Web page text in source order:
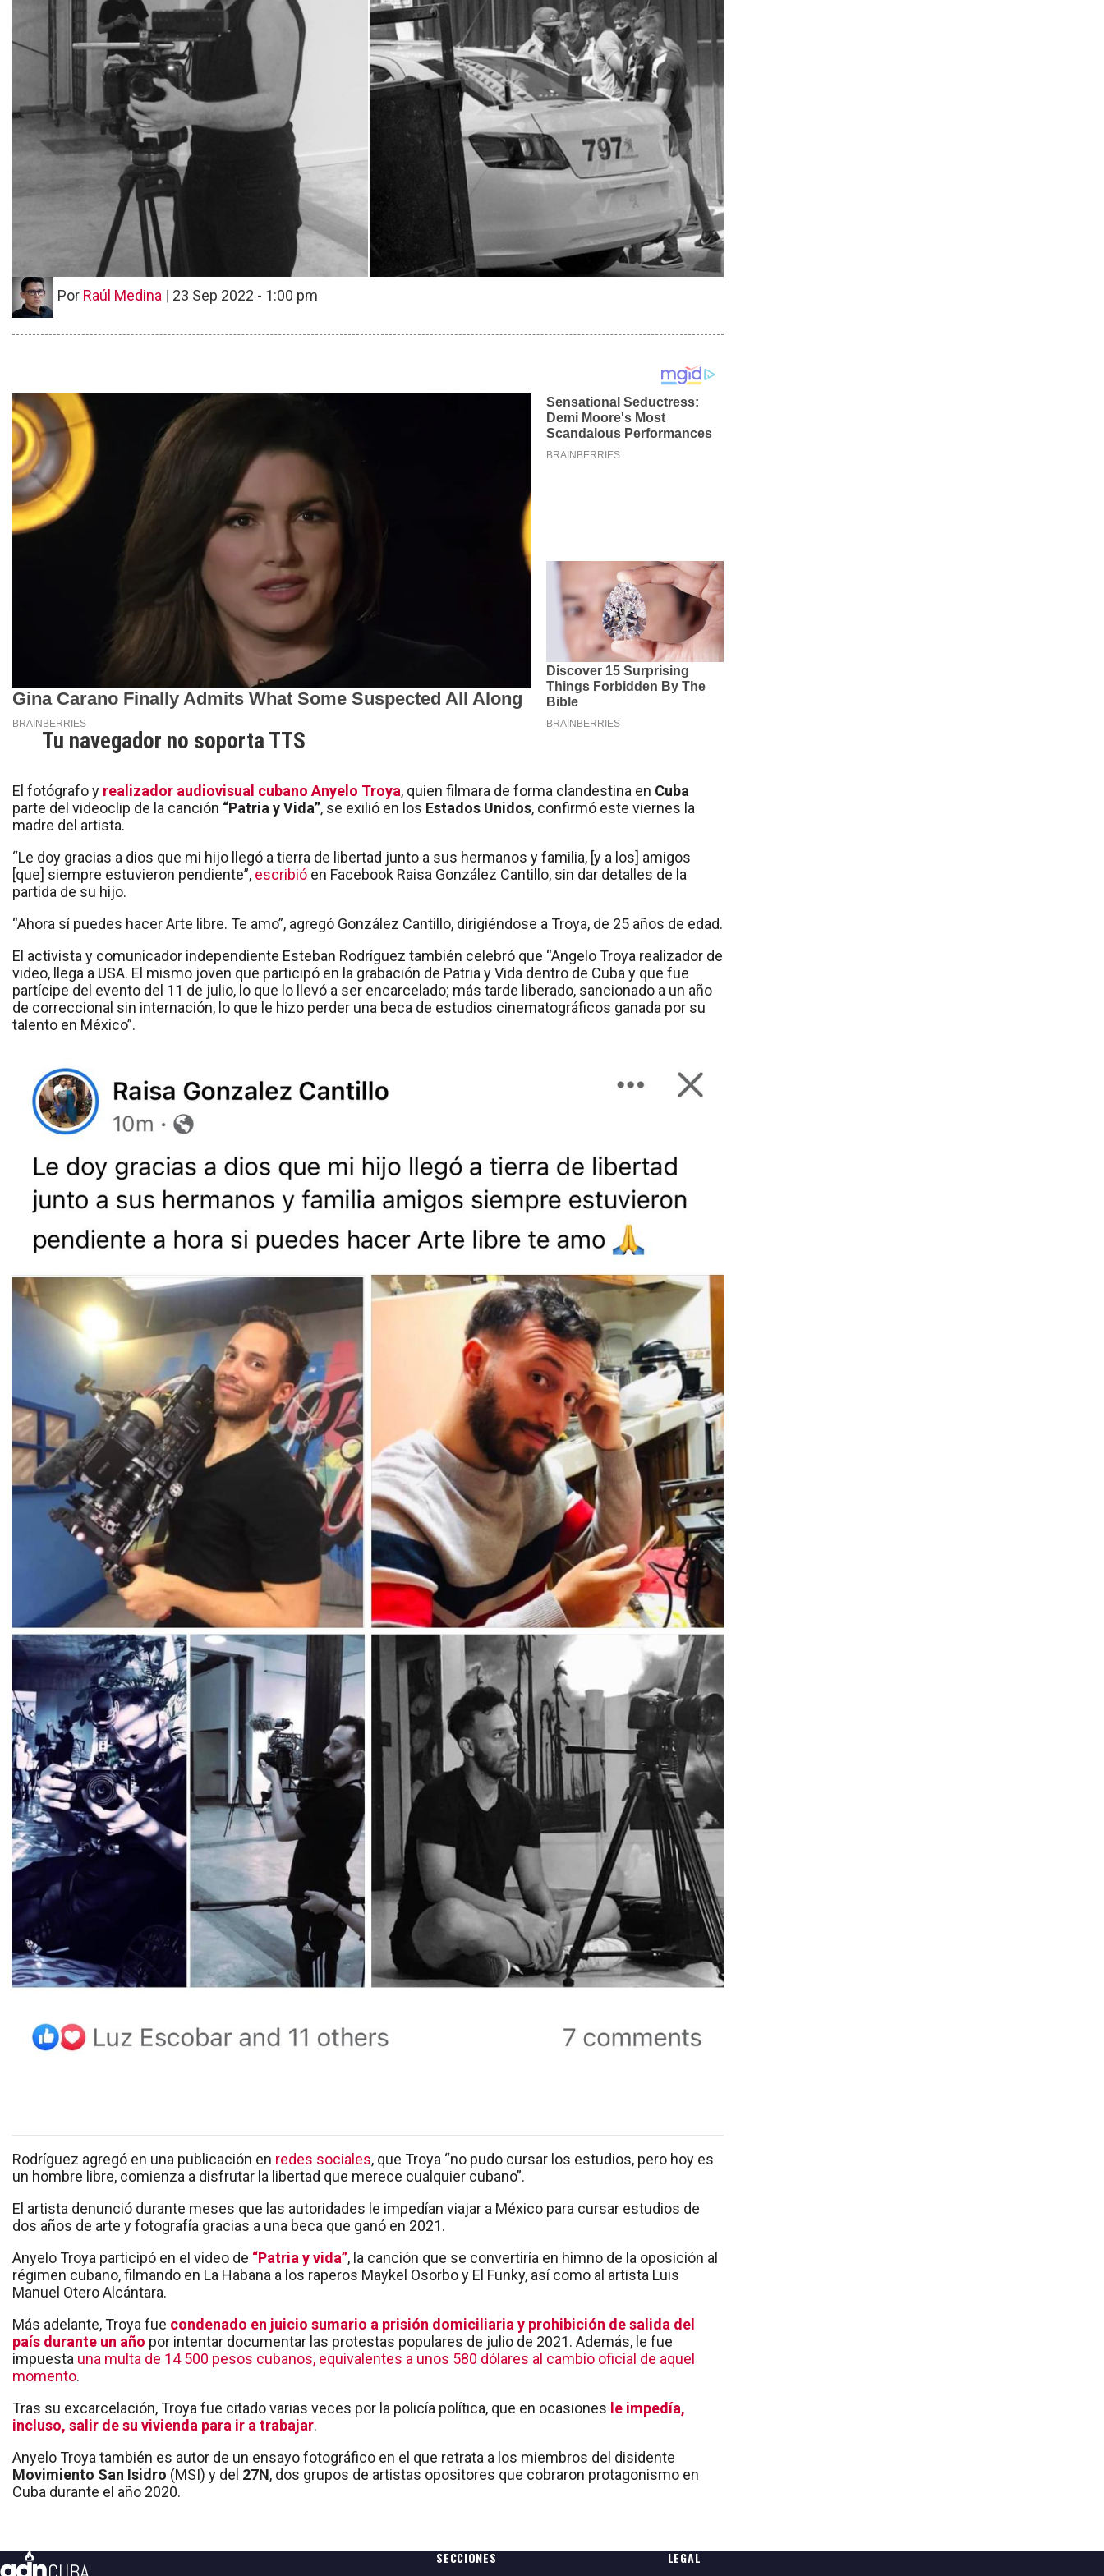
Por Raúl Medina | 23 Sep 2022 - 1:00 pm
Tu navegador no soporta TTS
El fotógrafo y realizador audiovisual cubano Anyelo Troya, quien filmara de forma clandestina en Cuba
parte del videoclip de la canción “Patria y Vida”, se exilió en los Estados Unidos, confirmó este viernes la
madre del artista.
“Le doy gracias a dios que mi hijo llegó a tierra de libertad junto a sus hermanos y familia, [y a los] amigos
[que] siempre estuvieron pendiente”, escribió en Facebook Raisa González Cantillo, sin dar detalles de la
partida de su hijo.
“Ahora sí puedes hacer Arte libre. Te amo”, agregó González Cantillo, dirigiéndose a Troya, de 25 años de edad.
El activista y comunicador independiente Esteban Rodríguez también celebró que “Angelo Troya realizador de
video, llega a USA. El mismo joven que participó en la grabación de Patria y Vida dentro de Cuba y que fue
partícipe del evento del 11 de julio, lo que lo llevó a ser encarcelado; más tarde liberado, sancionado a un año
de correccional sin internación, lo que le hizo perder una beca de estudios cinematográficos ganada por su
talento en México”.
Rodríguez agregó en una publicación en redes sociales, que Troya “no pudo cursar los estudios, pero hoy es
un hombre libre, comienza a disfrutar la libertad que merece cualquier cubano”.
El artista denunció durante meses que las autoridades le impedían viajar a México para cursar estudios de
dos años de arte y fotografía gracias a una beca que ganó en 2021.
Anyelo Troya participó en el video de “Patria y vida”, la canción que se convertiría en himno de la oposición al
régimen cubano, filmando en La Habana a los raperos Maykel Osorbo y El Funky, así como al artista Luis
Manuel Otero Alcántara.
Más adelante, Troya fue condenado en juicio sumario a prisión domiciliaria y prohibición de salida del
país durante un año por intentar documentar las protestas populares de julio de 2021. Además, le fue
impuesta una multa de 14 500 pesos cubanos, equivalentes a unos 580 dólares al cambio oficial de aquel
momento.
Tras su excarcelación, Troya fue citado varias veces por la policía política, que en ocasiones le impedía,
incluso, salir de su vivienda para ir a trabajar.
Anyelo Troya también es autor de un ensayo fotográfico en el que retrata a los miembros del disidente
Movimiento San Isidro (MSI) y del 27N, dos grupos de artistas opositores que cobraron protagonismo en
Cuba durante el año 2020.
SECCIONES LEGAL